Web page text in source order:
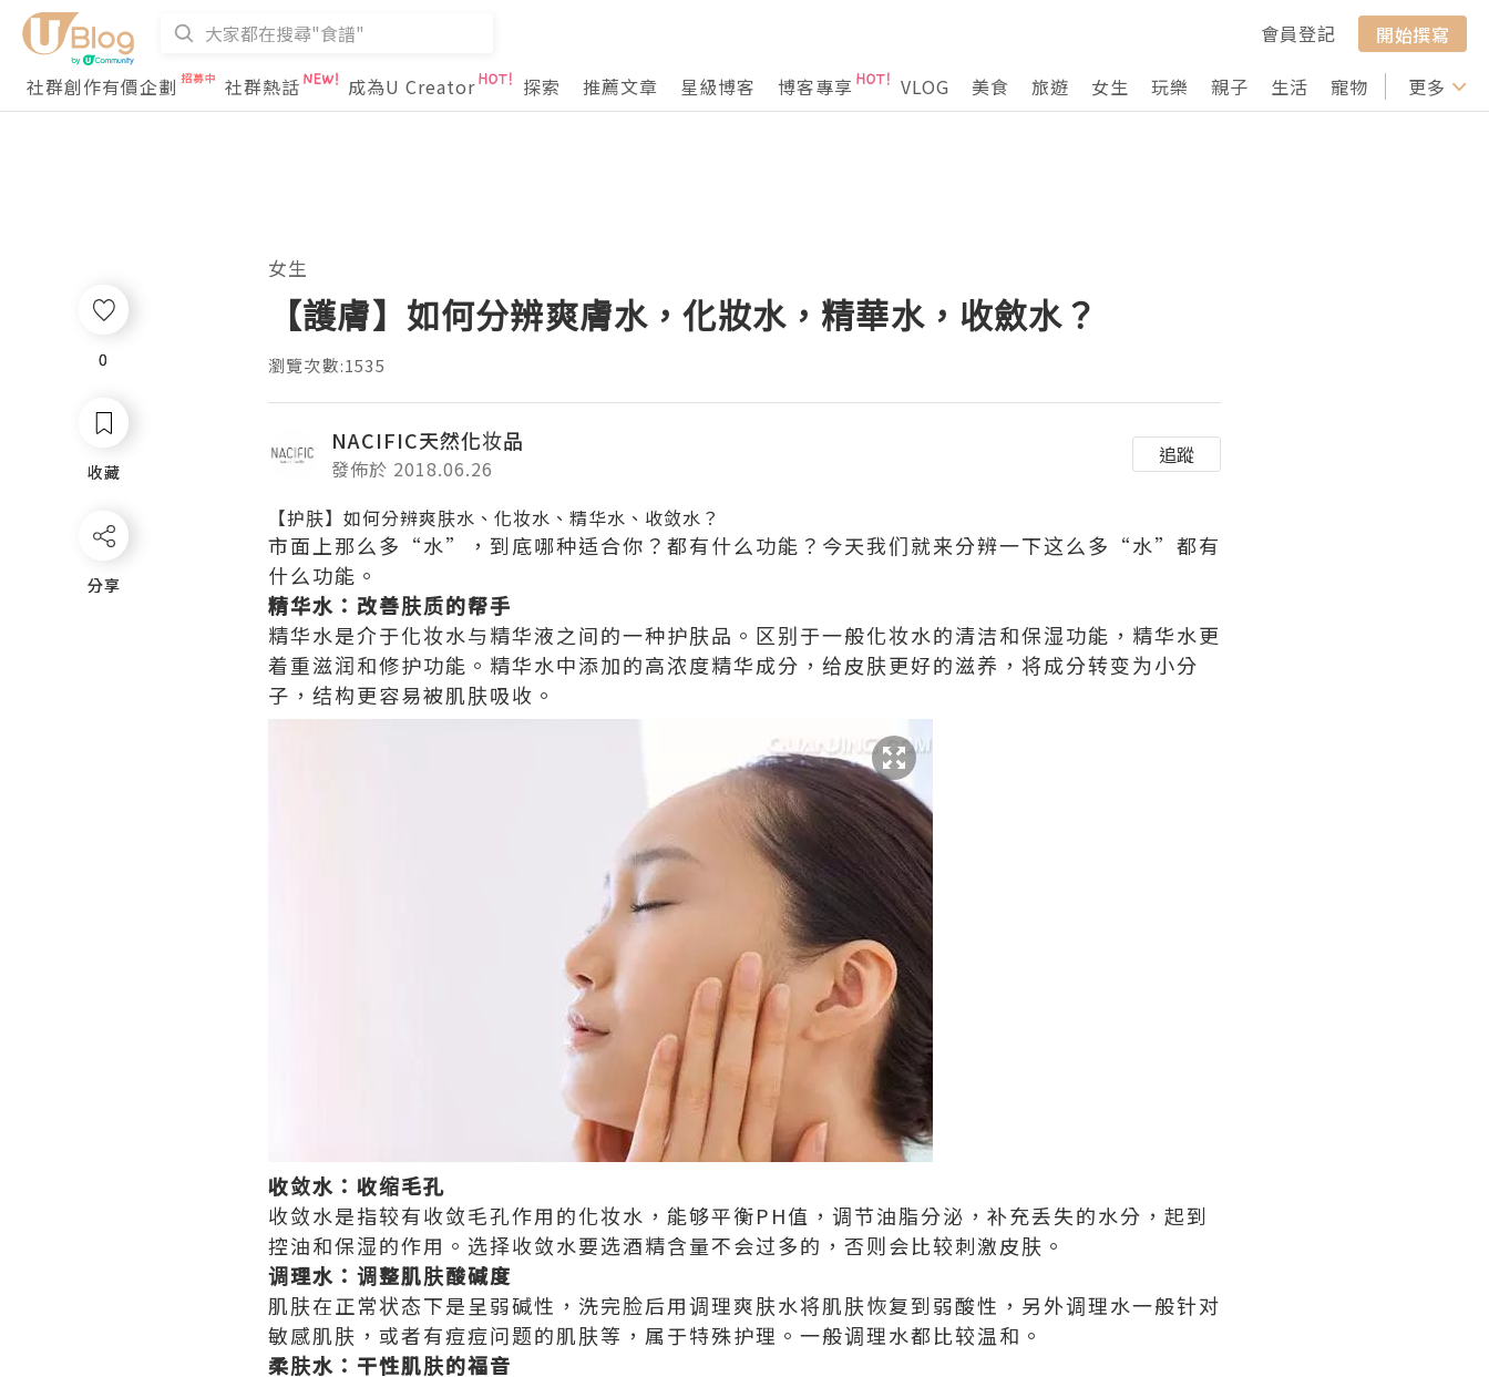
會員登記
開始撰寫
社群創作有價企劃
社群熱話 成為U Creator 探索 推薦文章 星級博客 博客專享 VLOG 美食 旅遊 女生 玩樂 親子 生活 寵物 行山 打卡
更多
0
收藏
分享
女生
【護膚】如何分辨爽膚水，化妝水，精華水，收斂水？
瀏覽次數:1535
NACIFIC天然化妆品
發佈於 2018.06.26
追蹤
【护肤】如何分辨爽肤水、化妆水、精华水、收敛水？
市面上那么多“水”，到底哪种适合你？都有什么功能？今天我们就来分辨一下这么多“水”都有
什么功能。
精华水：改善肤质的帮手
精华水是介于化妆水与精华液之间的一种护肤品。区别于一般化妆水的清洁和保湿功能，精华水更
着重滋润和修护功能。精华水中添加的高浓度精华成分，给皮肤更好的滋养，将成分转变为小分
子，结构更容易被肌肤吸收。
收敛水：收缩毛孔
收敛水是指较有收敛毛孔作用的化妆水，能够平衡PH值，调节油脂分泌，补充丢失的水分，起到
控油和保湿的作用。选择收敛水要选酒精含量不会过多的，否则会比较刺激皮肤。
调理水：调整肌肤酸碱度
肌肤在正常状态下是呈弱碱性，洗完脸后用调理爽肤水将肌肤恢复到弱酸性，另外调理水一般针对
敏感肌肤，或者有痘痘问题的肌肤等，属于特殊护理。一般调理水都比较温和。
柔肤水：干性肌肤的福音
0
收藏
分享